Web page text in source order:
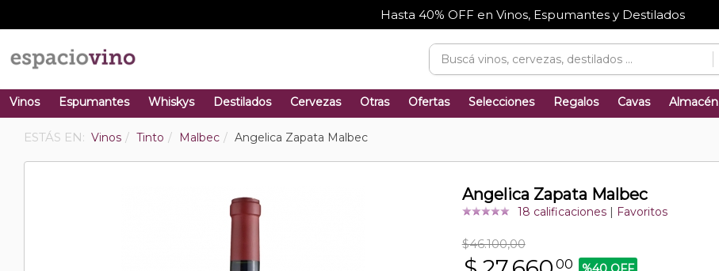
Hasta 40% OFF en Vinos, Espumantes y Destilados
Vinos Espumantes Whiskys Destilados Cervezas Otras Ofertas Selecciones Regalos Cavas Almacén
ESTÁS EN: Vinos Tinto Malbec Angelica Zapata Malbec
Angelica Zapata Malbec
18 calificaciones| Favoritos
$46.100,00
00